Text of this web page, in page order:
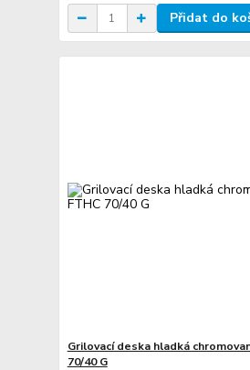
Přidat do
Grilovací deska hladká
70/40 G